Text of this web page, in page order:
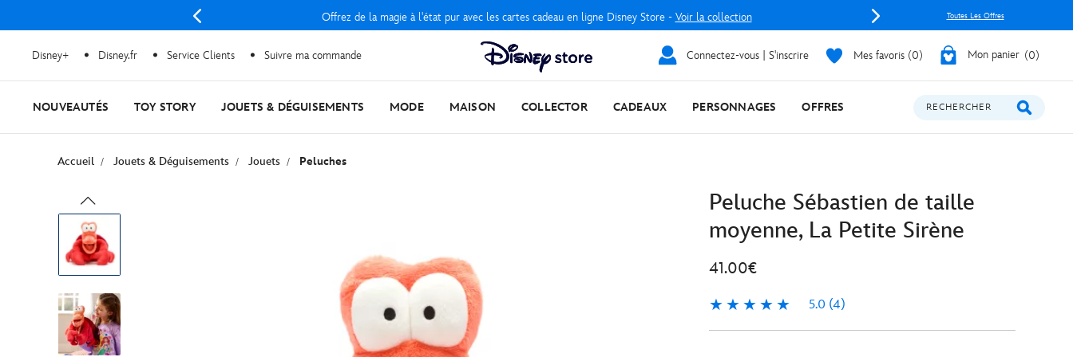
Offrez de la magie à l'état pur avec les cartes cadeau en ligne Disney Store - Voir la collection Toutes Les Offres
Disney+ Disney.fr Service Clients Suivre ma commande Connectez-vous | S'inscrire Mes favoris 0 Mon panier 0
NOUVEAUTÉS TOY STORY JOUETS & DÉGUISEMENTS MODE MAISON COLLECTOR CADEAUX PERSONNAGES OFFRES RECHERCHER
Accueil Jouets & Déguisements Jouets Peluches
Peluche Sébastien de taille
moyenne, La Petite Sirène
41.00€
5.0 (4)
5.0